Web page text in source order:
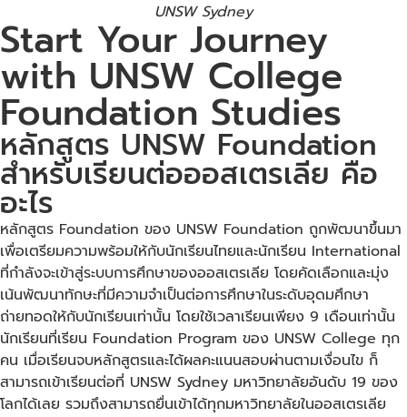
UNSW Sydney
Start Your Journey
with UNSW College
Foundation Studies
หลักสูตร UNSW Foundation
สำหรับเรียนต่อออสเตรเลีย คือ
อะไร
หลักสูตร Foundation ของ UNSW Foundation ถูกพัฒนาขึ้นมา
เพื่อเตรียมความพร้อมให้กับนักเรียนไทยและนักเรียน International
ที่กำลังจะเข้าสู่ระบบการศึกษาของออสเตรเลีย โดยคัดเลือกและมุ่ง
เน้นพัฒนาทักษะที่มีความจำเป็นต่อการศึกษาในระดับอุดมศึกษา
ถ่ายทอดให้กับนักเรียนเท่านั้น โดยใช้เวลาเรียนเพียง 9 เดือนเท่านั้น
นักเรียนที่เรียน Foundation Program ของ UNSW College ทุก
คน เมื่อเรียนจบหลักสูตรและได้ผลคะแนนสอบผ่านตามเงื่อนไข ก็
สามารถเข้าเรียนต่อที่ UNSW Sydney มหาวิทยาลัยอันดับ 19 ของ
โลกได้เลย รวมถึงสามารถยื่นเข้าได้ทุกมหาวิทยาลัยในออสเตรเลีย